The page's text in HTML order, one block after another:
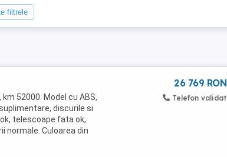
filtrele
52000. Model cu ABS,
discurile si
telescoape fata ok,
normale. Culoarea din
26 769 RON
Telefon validat